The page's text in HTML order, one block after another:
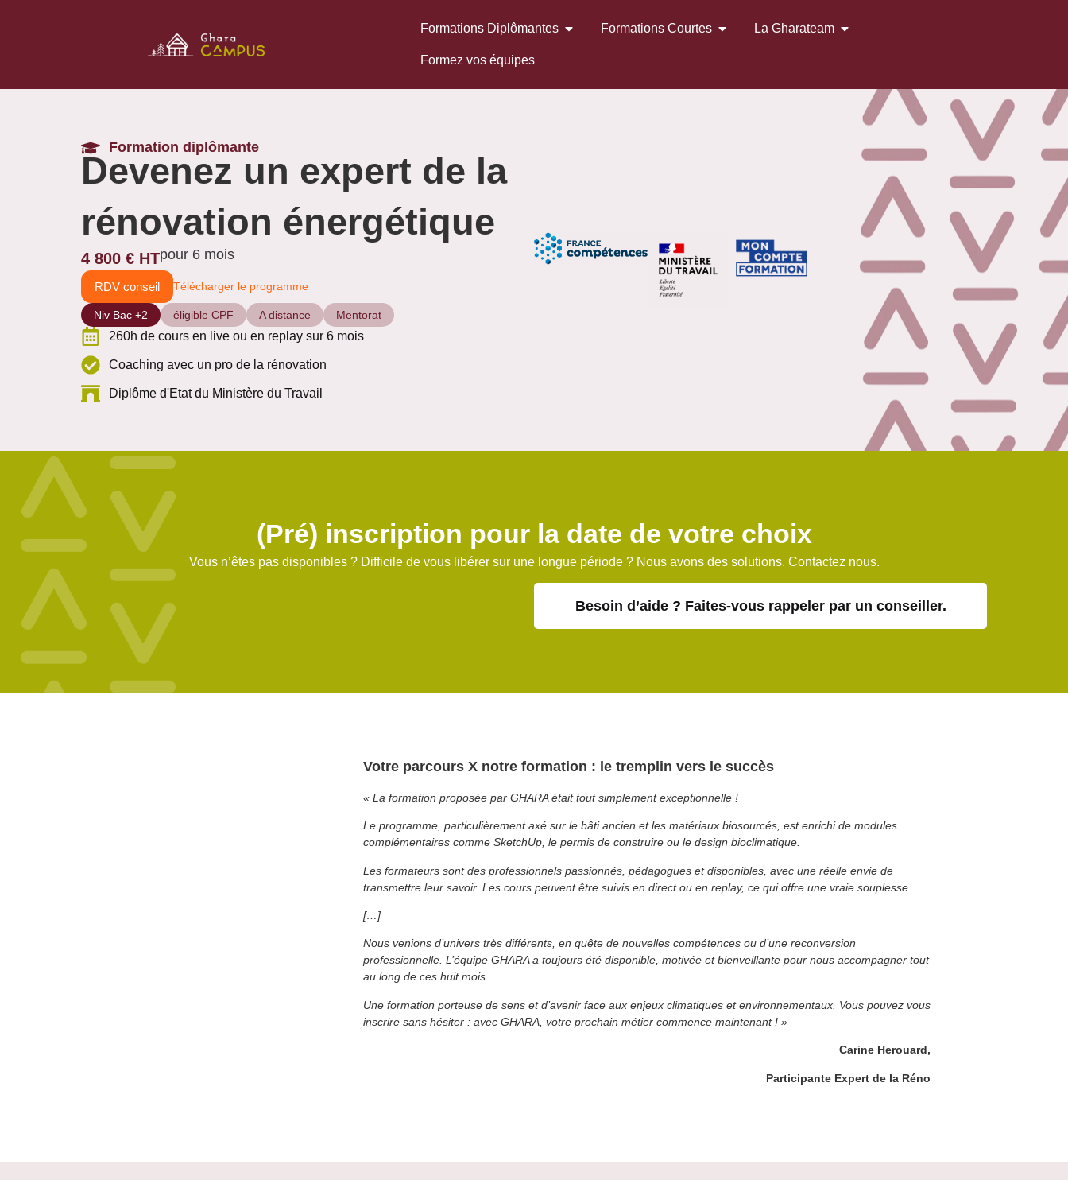
Formations Diplômantes Formations Courtes La Gharateam
Formez vos équipes
Formation diplômante
Devenez un expert de la
rénovation énergétique
4 800 € HTpour 6 mois
RDV conseil Télécharger le programme
Niv Bac +2 éligible CPF A distance Mentorat
260h de cours en live ou en replay sur 6 mois
Coaching avec un pro de la rénovation
Diplôme d'Etat du Ministère du Travail
(Pré) inscription pour la date de votre choix
Vous n’êtes pas disponibles ? Difficile de vous libérer sur une longue période ? Nous avons des solutions. Contactez nous.
Besoin d’aide ? Faites-vous rappeler par un conseiller.
Votre parcours X notre formation : le tremplin vers le succès
« La formation proposée par GHARA était tout simplement exceptionnelle !
Le programme, particulièrement axé sur le bâti ancien et les matériaux biosourcés, est enrichi de modules
complémentaires comme SketchUp, le permis de construire ou le design bioclimatique.
Les formateurs sont des professionnels passionnés, pédagogues et disponibles, avec une réelle envie de
transmettre leur savoir. Les cours peuvent être suivis en direct ou en replay, ce qui offre une vraie souplesse.
[…]
Nous venions d’univers très différents, en quête de nouvelles compétences ou d’une reconversion
professionnelle. L’équipe GHARA a toujours été disponible, motivée et bienveillante pour nous accompagner tout
au long de ces huit mois.
Une formation porteuse de sens et d’avenir face aux enjeux climatiques et environnementaux. Vous pouvez vous
inscrire sans hésiter : avec GHARA, votre prochain métier commence maintenant ! »
Carine Herouard,
Participante Expert de la Réno